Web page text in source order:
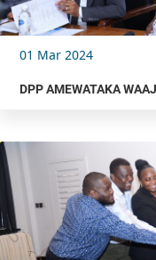
01 Mar 2024
DPP AMEWATAKA